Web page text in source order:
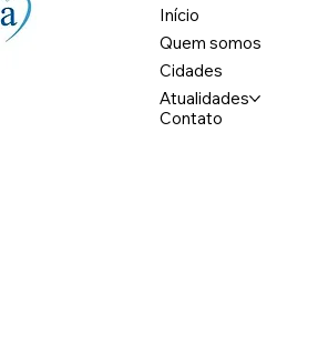
Início
Quem somos
Cidades
Atualidades
Contato